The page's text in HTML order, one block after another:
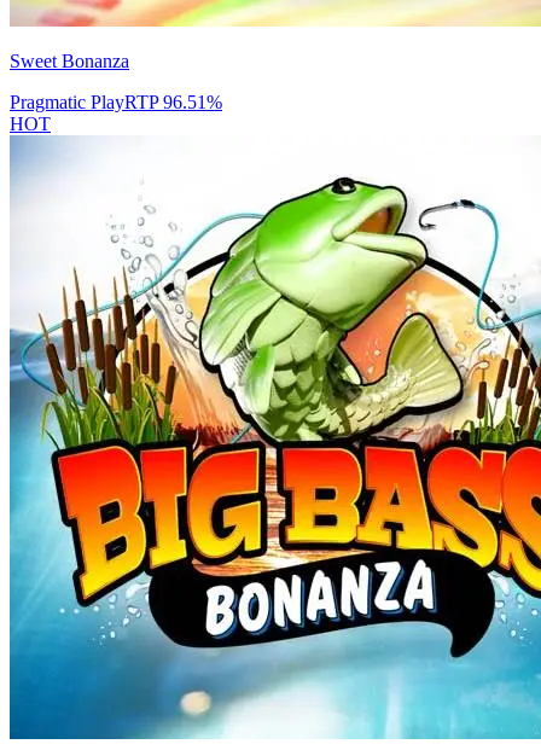
Sweet Bonanza
Pragmatic PlayRTP96.51%
HOT